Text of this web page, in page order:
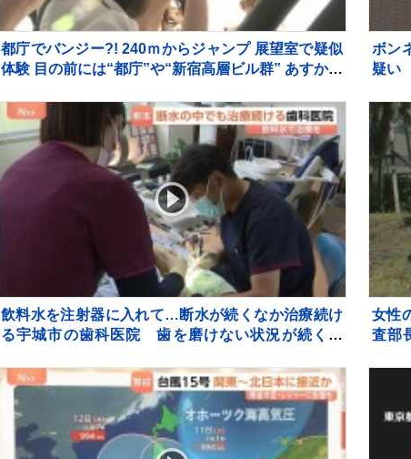
都庁でバンジー?! 240ｍからジャンプ 展望室で疑似
体験 目の前には“都庁”や“新宿高層ビル群” あすから
ボン
疑い
飲料水を注射器に入れて…断水が続くなか治療続け
る宇城市の歯科医院 歯を磨けない状況が続くと
【熊本地震から10日】
女性
査部